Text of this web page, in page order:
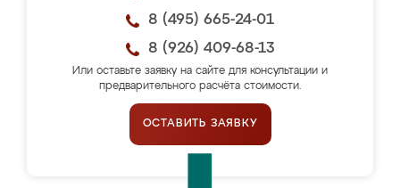
8 (495) 665-24-01
8 (926) 409-68-13
Или оставьте заявку на сайте для консультации и
предварительного расчёта стоимости.
ОСТАВИТЬ ЗАЯВКУ